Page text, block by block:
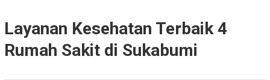
Layanan Kesehatan Terbaik 4
Rumah Sakit di Sukabumi